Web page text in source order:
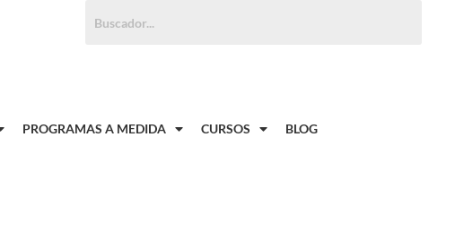
PROGRAMAS A MEDIDA CURSOS BLOG